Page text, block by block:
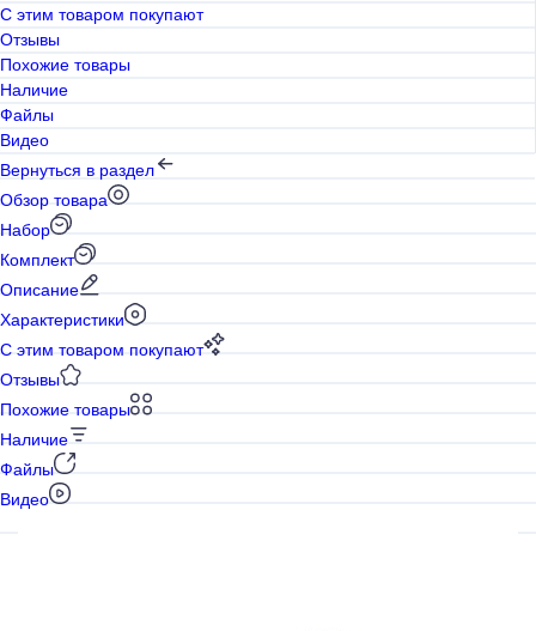
С этим товаром покупают
Отзывы
Похожие товары
Наличие
Файлы
Видео
Вернуться в раздел
Обзор товара
Набор
Комплект
Описание
Характеристики
С этим товаром покупают
Отзывы
Похожие товары
Наличие
Файлы
Видео